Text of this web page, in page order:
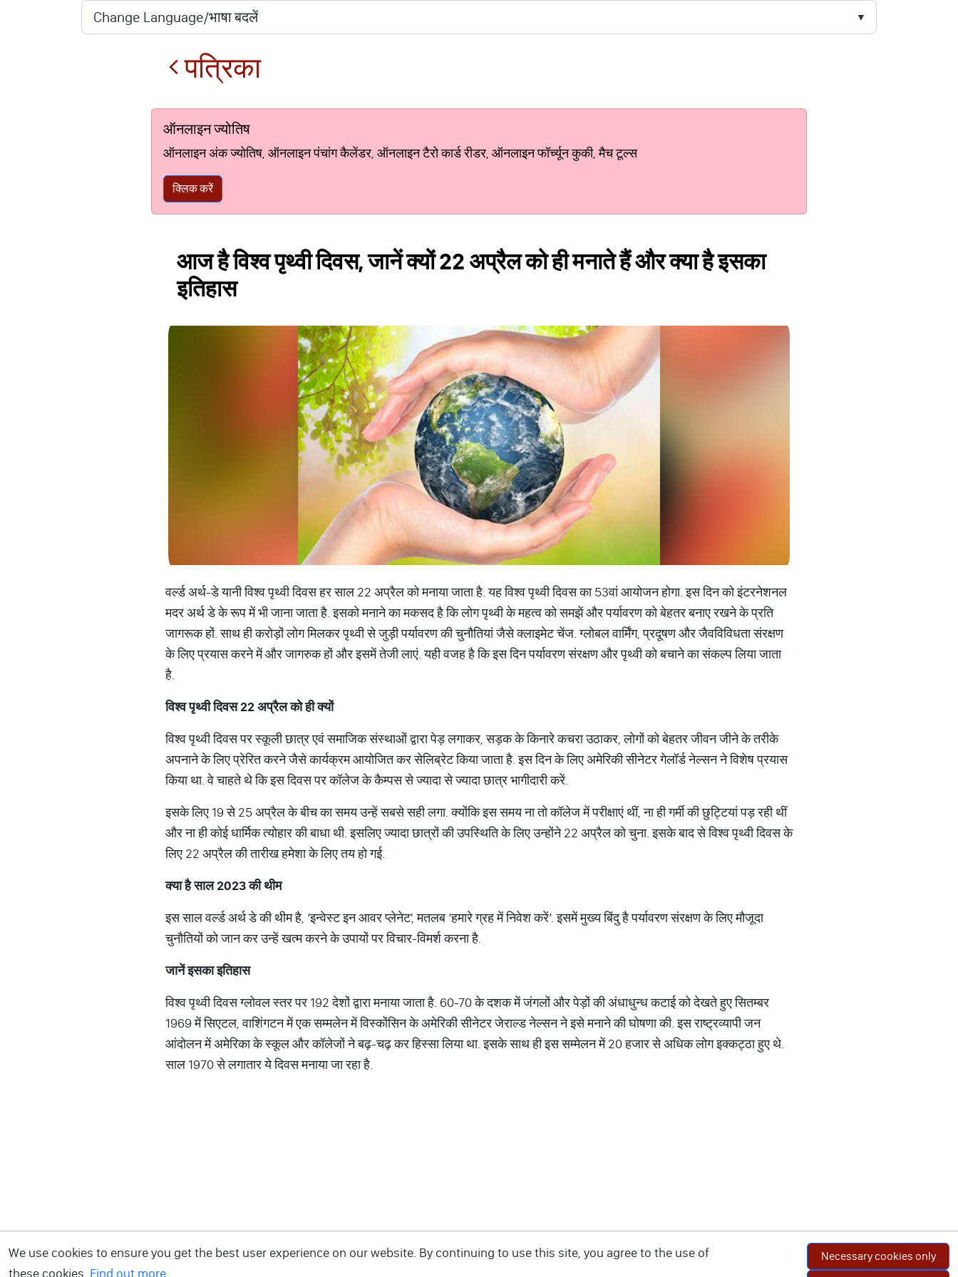
पत्रिका
ऑनलाइन ज्योतिष
ऑनलाइन अंक ज्योतिष, ऑनलाइन पंचांग कैलेंडर, ऑनलाइन टैरो कार्ड रीडर, ऑनलाइन फॉर्च्यून कुकी, मैच टूल्स
क्लिक करें
आज है विश्व पृथ्वी दिवस, जानें क्यों 22 अप्रैल को ही मनाते हैं और क्या है इसका
इतिहास
वर्ल्ड अर्थ-डे यानी विश्व पृथ्वी दिवस हर साल 22 अप्रैल को मनाया जाता है. यह विश्व पृथ्वी दिवस का 53वां आयोजन होगा. इस दिन को इंटरनेशनल
मदर अर्थ डे के रूप में भी जाना जाता है. इसको मनाने का मकसद है कि लोग पृथ्वी के महत्‍व को समझें और पर्यावरण को बेहतर बनाए रखने के प्रति
जागरूक हों. साथ ही करोड़ों लोग मिलकर पृथ्वी से जुड़ी पर्यावरण की चुनौतियां जैसे क्लाइमेट चेंज. ग्लोबल वार्मिंग, प्रदूषण और जैवविविधता संरक्षण
के लिए प्रयास करने में और जागरुक हों और इसमें तेजी लाएं. यही वजह है कि इस दिन पर्यावरण संरक्षण और पृथ्वी को बचाने का संकल्प लिया जाता
है.
विश्व पृथ्वी दिवस 22 अप्रैल को ही क्यों
विश्व पृथ्वी दिवस पर स्कूली छात्र एवं समाजिक संस्थाओं द्वारा पेड़ लगाकर, सड़क के किनारे कचरा उठाकर, लोगों को बेहतर जीवन जीने के तरीके
अपनाने के लिए प्रेरित करने जैसे कार्यक्रम आयोजित कर सेलिब्रेट किया जाता है. इस दिन के लिए अमेरिकी सीनेटर गेलॉर्ड नेल्सन ने विशेष प्रयास
किया था. वे चाहते थे कि इस दिवस पर कॉलेज के कैम्पस से ज्यादा से ज्यादा छात्र भागीदारी करें.
इसके लिए 19 से 25 अप्रैल के बीच का समय उन्हें सबसे सही लगा. क्योंकि इस समय ना तो कॉलेज में परीक्षाएं थीं, ना ही गर्मी की छुट्टियां पड़ रही थीं
और ना ही कोई धार्मिक त्योहार की बाधा थी. इसलिए ज्यादा छात्रों की उपस्थिति के लिए उन्होंने 22 अप्रैल को चुना. इसके बाद से विश्व पृथ्वी दिवस के
लिए 22 अप्रैल की तारीख हमेशा के लिए तय हो गई.
क्या है साल 2023 की थीम
इस साल वर्ल्ड अर्थ डे की थीम है, ‘इन्वेस्ट इन आवर प्लेनेट', मतलब ‘हमारे ग्रह में निवेश करें’. इसमें मुख्य बिंदु है पर्यावरण संरक्षण के लिए मौजूदा
चुनौतियों को जान कर उन्हें खत्म करने के उपायों पर विचार-विमर्श करना है.
जानें इसका इतिहास
विश्व पृथ्वी दिवस ग्लोवल स्तर पर 192 देशों द्वारा मनाया जाता है. 60-70 के दशक में जंगलों और पेड़ों की अंधाधुन्ध कटाई को देखते हुए सितम्बर
1969 में सिएटल, वाशिंगटन में एक सम्मलेन में विस्कोंसिन के अमेरिकी सीनेटर जेराल्ड नेल्सन ने इसे मनाने की घोषणा की. इस राष्ट्रव्यापी जन
आंदोलन में अमेरिका के स्कूल और कॉलेजों ने बढ़-चढ़ कर हिस्सा लिया था. इसके साथ ही इस सम्मेलन में 20 हजार से अधिक लोग इक्कट्ठा हुए थे.
साल 1970 से लगातार ये दिवस मनाया जा रहा है.
We use cookies to ensure you get the best user experience on our website. By continuing to use this site, you agree to the use of
these cookies. Find out more
Necessary cookies only